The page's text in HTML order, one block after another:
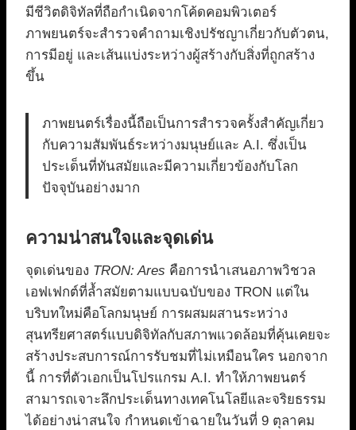
มีชีวิตดิจิทัลที่ถือกำเนิดจากโค้ดคอมพิวเตอร์
ภาพยนตร์จะสำรวจคำถามเชิงปรัชญาเกี่ยวกับตัวตน,
การมีอยู่ และเส้นแบ่งระหว่างผู้สร้างกับสิ่งที่ถูกสร้าง
ขึ้น
ภาพยนตร์เรื่องนี้ถือเป็นการสำรวจครั้งสำคัญเกี่ยว
กับความสัมพันธ์ระหว่างมนุษย์และ A.I. ซึ่งเป็น
ประเด็นที่ทันสมัยและมีความเกี่ยวข้องกับโลก
ปัจจุบันอย่างมาก
ความน่าสนใจและจุดเด่น
จุดเด่นของ TRON: Ares คือการนำเสนอภาพวิชวล
เอฟเฟกต์ที่ล้ำสมัยตามแบบฉบับของ TRON แต่ใน
บริบทใหม่คือโลกมนุษย์ การผสมผสานระหว่าง
สุนทรียศาสตร์แบบดิจิทัลกับสภาพแวดล้อมที่คุ้นเคยจะ
สร้างประสบการณ์การรับชมที่ไม่เหมือนใคร นอกจาก
นี้ การที่ตัวเอกเป็นโปรแกรม A.I. ทำให้ภาพยนตร์
สามารถเจาะลึกประเด็นทางเทคโนโลยีและจริยธรรม
ได้อย่างน่าสนใจ กำหนดเข้าฉายในวันที่ 9 ตุลาคม